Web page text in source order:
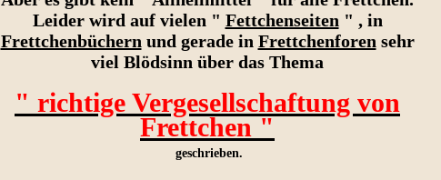
Leider wird auf vielen " Fettchenseiten " , in
Frettchenbüchern und gerade in Frettchenforen sehr
viel Blödsinn über das Thema
" richtige Vergesellschaftung von
Frettchen "
geschrieben.